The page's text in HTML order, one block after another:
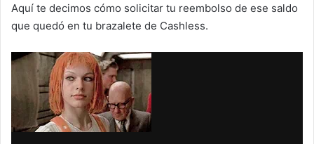
Aquí te decimos cómo solicitar tu reembolso de ese saldo
que quedó en tu brazalete de Cashless.